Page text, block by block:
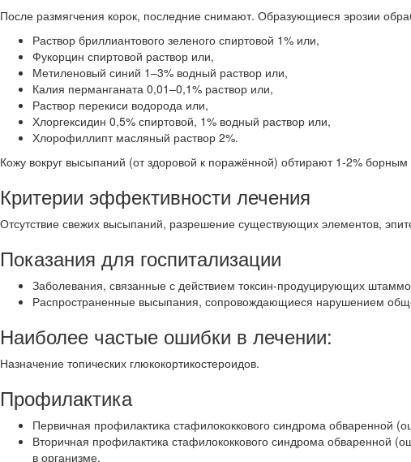
После размягчения корок, последние снимают. Образующиеся эрозии
Раствор бриллиантового зеленого спиртовой 1% или,
Фукорцин спиртовой раствор или,
Метиленовый синий 1–3% водный раствор или,
Калия перманганата 0,01–0,1% раствор или,
Раствор перекиси водорода или,
Хлоргексидин 0,5% спиртовой, 1% водный раствор или,
Хлорофиллипт масляный раствор 2%.
Кожу вокруг высыпаний (от здоровой к поражённой) обтирают 1-2%
Критерии эффективности лечения
Отсутствие свежих высыпаний, разрешение существующих элементов,
Показания для госпитализации
Заболевания, связанные с действием токсин-продуцирующих
Распространенные высыпания, сопровождающиеся нарушением
Наиболее частые ошибки в лечении:
Назначение топических глюкокортикостероидов.
Профилактика
Первичная профилактика стафилококкового синдрома обваренной
Вторичная профилактика стафилококкового синдрома обваренной
в организме.